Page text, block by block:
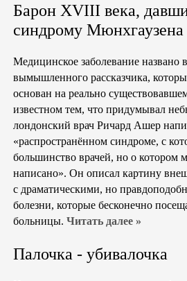
Барон XVIII века,
синдрому Мюнхгаузена
Медицинское заболевание названо в
вымышленного рассказчика,
основан на реально
известном тем, что придумывал
лондонский врач Ричард Ашер
«распространённом синдроме, с
большинство врачей, но о котором
написано». Он описал картину
с драматическими, но
болезни, которые бесконечно
больницы. Читать далее »
Палочка - убивалочка